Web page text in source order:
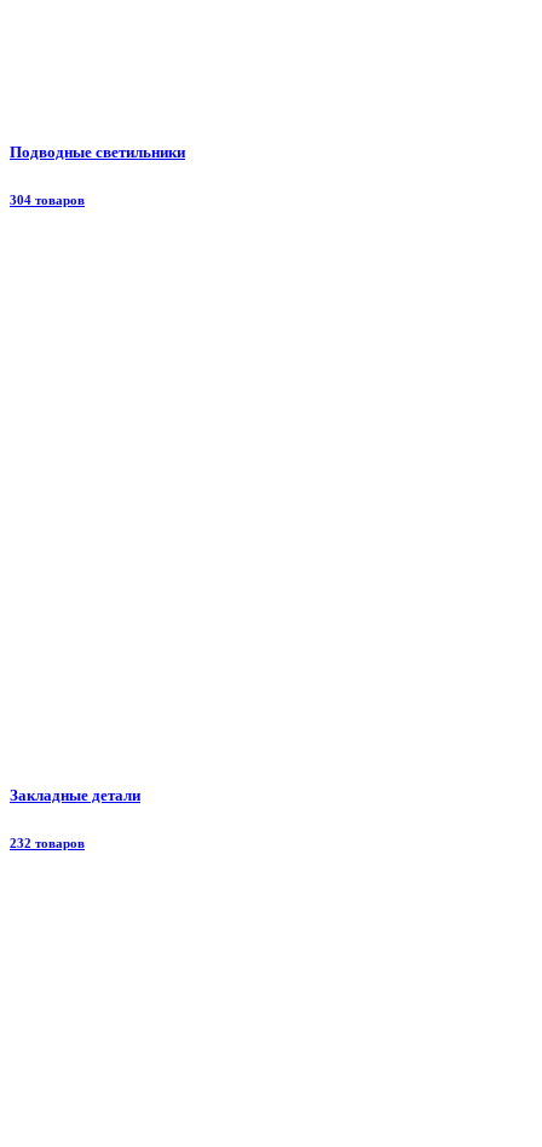
Подводные светильники
304 товаров
Закладные детали
232 товаров